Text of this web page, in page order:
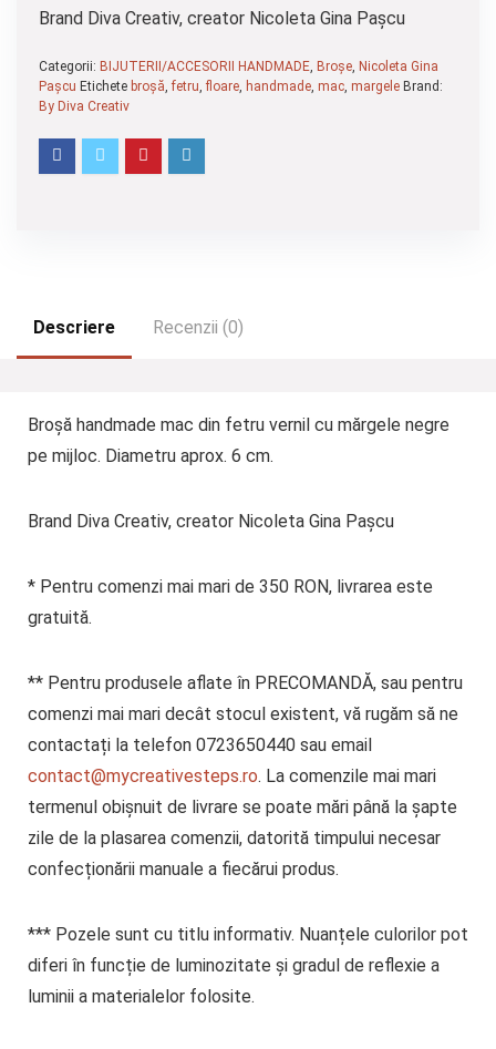
Brand Diva Creativ, creator Nicoleta Gina Pașcu
Categorii: BIJUTERII/ACCESORII HANDMADE, Broșe, Nicoleta Gina
Pașcu Etichete broșă,fetru,floare, handmade, mac, margele Brand:
By Diva Creativ
Descriere Recenzii (0)
Broșă handmade mac din fetru vernil cu mărgele negre
pe mijloc. Diametru aprox. 6 cm.
Brand Diva Creativ, creator Nicoleta Gina Pașcu
* Pentru comenzi mai mari de 350 RON, livrarea este
gratuită.
** Pentru produsele aflate în PRECOMANDĂ, sau pentru
comenzi mai mari decât stocul existent, vă rugăm să ne
contactați la telefon 0723650440 sau email
contact@mycreativesteps.ro. La comenzile mai mari
termenul obișnuit de livrare se poate mări până la șapte
zile de la plasarea comenzii, datorită timpului necesar
confecționării manuale a fiecărui produs.
*** Pozele sunt cu titlu informativ. Nuanțele culorilor pot
diferi în funcție de luminozitate și gradul de reflexie a
luminii a materialelor folosite.